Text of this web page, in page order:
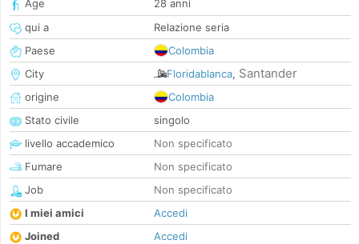
Age
28 anni
qui a
Relazione seria
Paese
Colombia
City
Floridablanca, Santander
origine
Colombia
Stato civile
singolo
livello accademico
Non specificato
Fumare
Non specificato
Job
Non specificato
I miei amici
Accedi
Joined
Accedi